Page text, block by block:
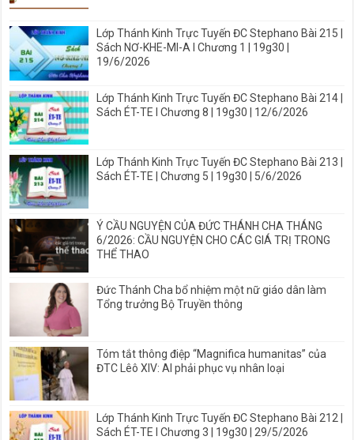
Lớp Thánh Kinh Trực Tuyến ĐC Stephano Bài 215 |
Sách NƠ-KHE-MI-A I Chương 1 | 19g30 |
19/6/2026
Lớp Thánh Kinh Trực Tuyến ĐC Stephano Bài 214 |
Sách ÉT-TE I Chương 8 | 19g30 | 12/6/2026
Lớp Thánh Kinh Trực Tuyến ĐC Stephano Bài 213 |
Sách ÉT-TE | Chương 5 | 19g30 | 5/6/2026
Ý CẦU NGUYỆN CỦA ĐỨC THÁNH CHA THÁNG
6/2026: CẦU NGUYỆN CHO CÁC GIÁ TRỊ TRONG
THỂ THAO
Đức Thánh Cha bổ nhiệm một nữ giáo dân làm
Tổng trưởng Bộ Truyền thông
Tóm tắt thông điệp “Magnifica humanitas” của
ĐTC Lêô XIV: AI phải phục vụ nhân loại
Lớp Thánh Kinh Trực Tuyến ĐC Stephano Bài 212 |
Sách ÉT-TE I Chương 3 | 19g30 | 29/5/2026